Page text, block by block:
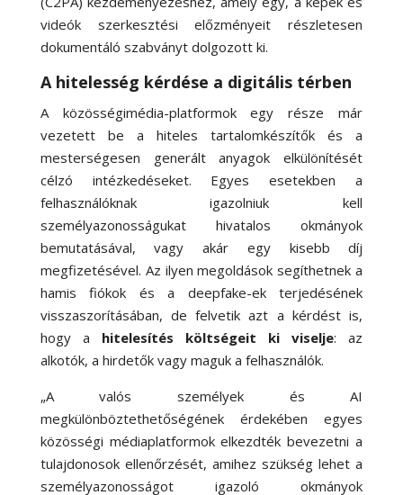
videók szerkesztési előzményeit részletesen
dokumentáló szabványt dolgozott ki.
A hitelesség kérdése a digitális térben
A közösségimédia-platformok egy része már
vezetett be a hiteles tartalomkészítők és a
mesterségesen generált anyagok elkülönítését
célzó intézkedéseket. Egyes esetekben a
felhasználóknak igazolniuk kell
személyazonosságukat hivatalos okmányok
bemutatásával, vagy akár egy kisebb díj
megfizetésével. Az ilyen megoldások segíthetnek a
hamis fiókok és a deepfake-ek terjedésének
visszaszorításában, de felvetik azt a kérdést is,
hogy a hitelesítés költségeit ki viselje: az
alkotók, a hirdetők vagy maguk a felhasználók.
„A valós személyek és AI
megkülönböztethetőségének érdekében egyes
közösségi médiaplatformok elkezdték bevezetni a
tulajdonosok ellenőrzését, amihez szükség lehet a
személyazonosságot igazoló okmányok